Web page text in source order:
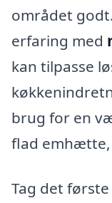
området
erfaring med
kan tilpasse
brug for en
flad
Tag det